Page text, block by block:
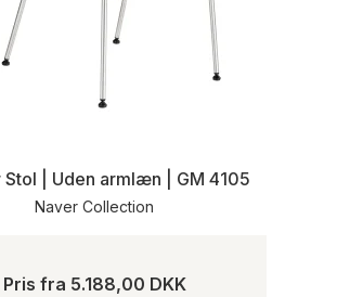
Stol | Uden armlæn | GM 4105
Naver Collection
Pris fra 5.188,00 DKK